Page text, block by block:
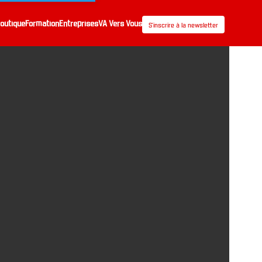
FormationEntreprisesVA Vers Vous S’inscrire à la newsletter